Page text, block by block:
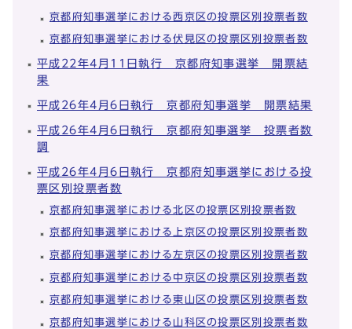
京都府知事選挙における西京区の投票区別投票者数
京都府知事選挙における伏見区の投票区別投票者数
平成22年4月11日執行 京都府知事選挙 開票結
果
平成26年4月6日執行 京都府知事選挙 開票結果
平成26年4月6日執行 京都府知事選挙 投票者数
調
平成26年4月6日執行 京都府知事選挙における投
票区別投票者数
京都府知事選挙における北区の投票区別投票者数
京都府知事選挙における上京区の投票区別投票者数
京都府知事選挙における左京区の投票区別投票者数
京都府知事選挙における中京区の投票区別投票者数
京都府知事選挙における東山区の投票区別投票者数
京都府知事選挙における山科区の投票区別投票者数